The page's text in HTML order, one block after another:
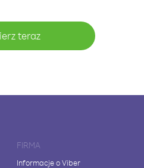
teraz
FIRMA
Informacje o Viber